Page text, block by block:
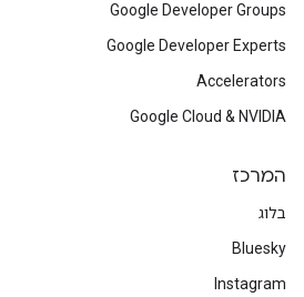
Google Developer Groups
Google Developer Experts
Accelerators
Google Cloud & NVIDIA
המרכז
בלוג
Bluesky
Instagram